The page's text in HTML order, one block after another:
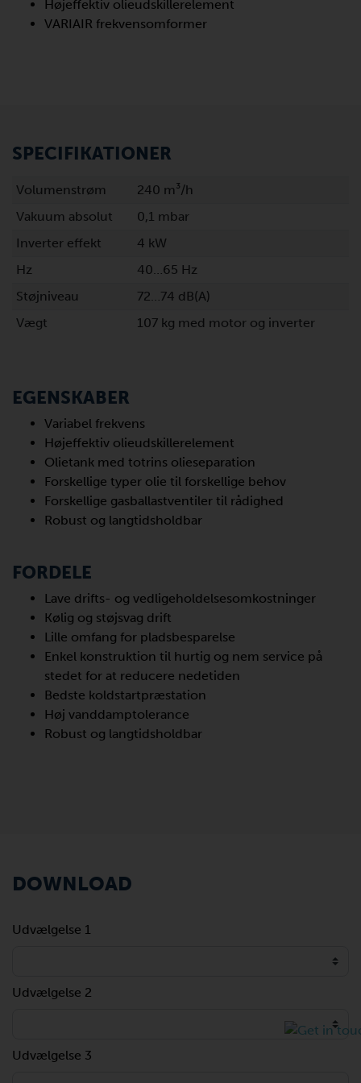
Højeffektiv olieudskillerelement
VARIAIR frekvensomformer
SPECIFIKATIONER
Volumenstrøm
240 m³/h
Vakuum absolut
0,1 mbar
Inverter effekt
4 kW
Hz
40…65 Hz
Støjniveau
72…74 dB(A)
Vægt
107 kg med motor og inverter
EGENSKABER
Variabel frekvens
Højeffektiv olieudskillerelement
Olietank med totrins olieseparation
Forskellige typer olie til forskellige behov
Forskellige gasballastventiler til rådighed
Robust og langtidsholdbar
FORDELE
Lave drifts- og vedligeholdelsesomkostninger
Kølig og støjsvag drift
Lille omfang for pladsbesparelse
Enkel konstruktion til hurtig og nem service på
stedet for at reducere nedetiden
Bedste koldstartpræstation
Høj vanddamptolerance
Robust og langtidsholdbar
DOWNLOAD
Udvælgelse 1
Udvælgelse 2
Udvælgelse 3